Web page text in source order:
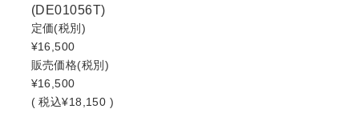
(DE01056T)
定価(税別)
¥16,500
販売価格(税別)
¥16,500
(税込¥18,150 )